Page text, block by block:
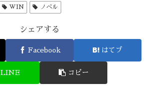
WIN ノベル
シェアする
Facebook はてブ
LINE コピー